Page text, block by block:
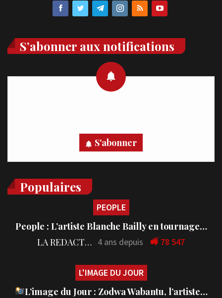
S’abonner aux notifications
S'abonner
Populaires
PEOPLE
People : L’artiste Blanche Bailly en tournage…
LA REDACTION 4 ans depuis 78 547
L'IMAGE DU JOUR
L’image du Jour : Zodwa Wabantu, l’artiste…